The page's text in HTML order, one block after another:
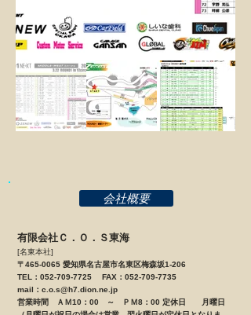
会社概要
有限会社Ｃ．Ｏ．Ｓ東海
[名東本社]
〒465-0065 愛知県名古屋市名東区梅森坂1-206
TEL：052-709-7725 FAX：052-709-7735
mail： c.o.s@h7.dion.ne.jp
営業時間 ＡＭ10：00 ～ ＰＭ8：00 定休日 月曜日